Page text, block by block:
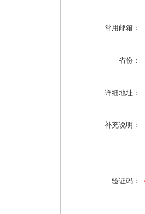
常用邮箱：
省份：
详细地址：
补充说明：
验证码：